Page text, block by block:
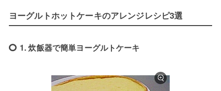
ヨーグルトホットケーキのアレンジレシピ3選
1. 炊飯器で簡単ヨーグルトケーキ